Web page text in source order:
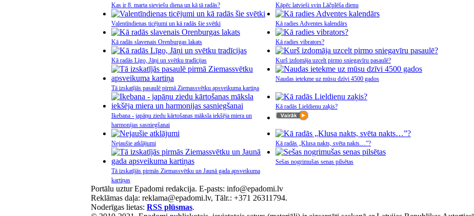
Kas ir 8. marta sieviešu diena un kā tā radās? Kāpēc latvieši svin Lāčplēša dienu
Valentīndienas ticējumi un kā radās šie svētki Kā radies Adventes kalendārs
Kā radās slavenais Orenburgas lakats Kā radies vibrators?
Kā radās Līgo, Jāņi un svētku tradīcijas Kurš izdomāja uzcelt pirmo sniegavīru pasaulē?
Tā izskatījās pasaulē pirmā Ziemassvētku apsveikuma kartiņa
Naudas ietekme uz mūsu dzīvi 4500 gados
Ikebana - japāņu ziedu kārtošanas māksla iekšēja miera un
harmonijas sasniegšanai
Kā radās Lieldienu zaķis?
Nejaušie atklājumi Kā radās „Klusa nakts, svēta nakts…”?
Tā izskatījās pirmās Ziemassvētku un Jaunā gada apsveikuma
kartiņas
Sešas nogrimušas senas pilsētas
Portālu uztur Epadomi redakcija. E-pasts: info@epadomi.lv
Reklāmas daļa: reklama@epadomi.lv, Tālr.: +371 26311794.
Noderīgas lietas: RSS plūsmas.